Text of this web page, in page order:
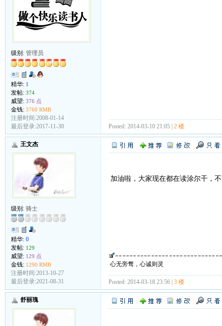
级别: 管理员
精华: 1
发帖: 374
威望: 376 点
金钱: 3760 RMB
注册时间:2008-01-14
最后登录:2017-11-30
Posted: 2014-03-10 21:05 | 2 楼
王文杰
级别: 骑士
精华: 0
发帖: 129
威望: 129 点
金钱: 1290 RMB
注册时间:2013-10-27
最后登录:2021-08-31
加油啦，大家现在都在读涂尔干，
心无旁骛，心诚则灵
Posted: 2014-03-18 23:56 | 3 楼
舒丽瑰